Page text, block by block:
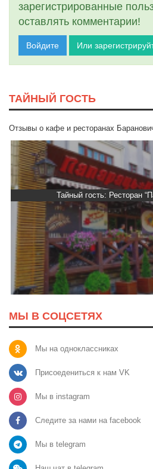
зарегистрированные
оставлять комментарии!
Войдите Или
ТАЙНЫЙ ГОСТЬ
Отзывы о кафе и ресторанах
Тайный гость: Ресторан
МЫ В СОЦСЕТЯХ
Мы на одноклассниках
Присоедениться к нам VK
Мы в instagram
Следите за нами на facebook
Мы в telegram